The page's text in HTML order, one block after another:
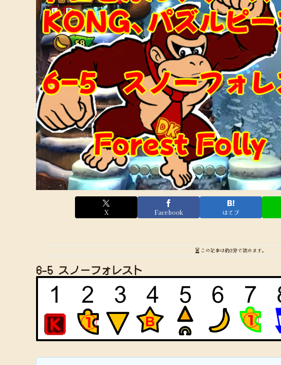
X Facebook はてブ
この記事は約2分で読めます。
6-5 スノーフォレスト